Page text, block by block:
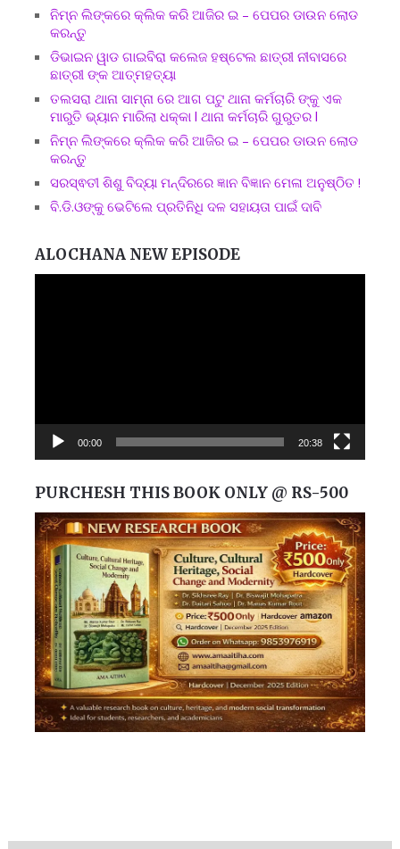
ନିମ୍ନ ଲିଙ୍କରେ କ୍ଲିକ କରି ଆଜିର ଇ – ପେପର ଡାଉନ ଲୋଡ
କରନ୍ତୁ
ଡିଭାଇନ ୱାଡ ଗାଇବିରା କଲେଜ ହଷ୍ଟେଲ ଛାତ୍ରୀ ନୀବାସରେ
ଛାତ୍ରୀ ଙ୍କ ଆତ୍ମହତ୍ୟା
ତଲସରା ଥାନା ସାମ୍ନା ରେ ଆଗ ପଟୁ ଥାନା କର୍ମଚାରି ଙ୍କୁ ଏକ
ମାରୁତି ଭ୍ୟାନ ମାରିଲା ଧକ୍କା l ଥାନା କର୍ମଚାରି ଗୁରୁତର l
ନିମ୍ନ ଲିଙ୍କରେ କ୍ଲିକ କରି ଆଜିର ଇ – ପେପର ଡାଉନ ଲୋଡ
କରନ୍ତୁ
ସରସ୍ଵତୀ ଶିଶୁ ବିଦ୍ୟା ମନ୍ଦିରରେ ଜ୍ଞାନ ବିଜ୍ଞାନ ମେଳା ଅନୁଷ୍ଠିତ !
ବି.ଡି.ଓଙ୍କୁ ଭେଟିଲେ ପ୍ରତିନିଧି ଦଳ ସହାୟତା ପାଇଁ ଦାବି
ALOCHANA NEW EPISODE
00:00 20:38
PURCHESH THIS BOOK ONLY @ RS-500